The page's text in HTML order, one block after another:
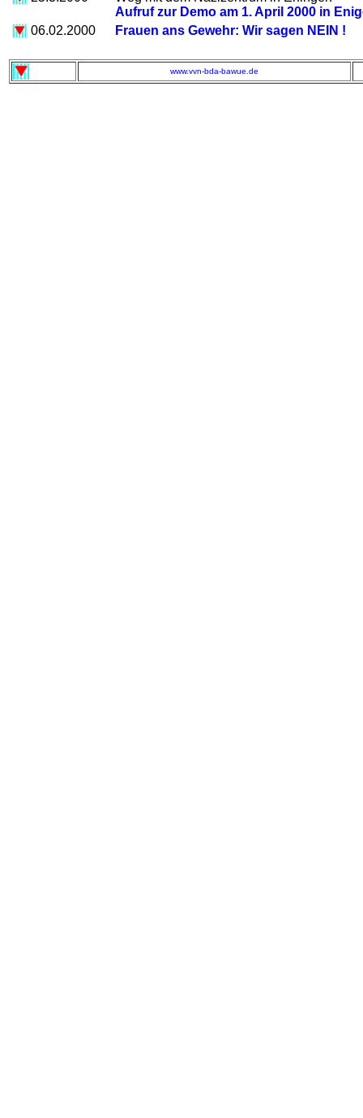
Aufruf zur Demo am 1. April 2000 in
06.02.2000
Frauen ans Gewehr: Wir sagen NEIN !
www.vvn-bda-bawue.de